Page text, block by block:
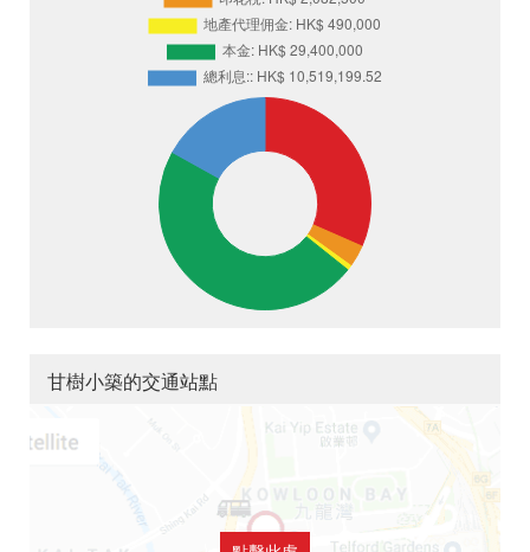
甘樹小築的交通站點